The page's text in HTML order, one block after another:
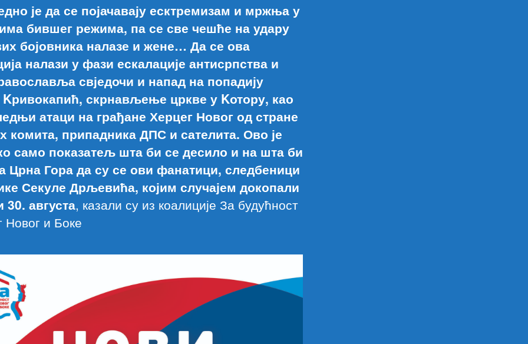
је да се појачавају есктремизам и мржња у
бившег режима, па се све чешће на удару
бојовника налазе и жене… Да се ова
налази у фази ескалације антисрпства и
свједочи и напад на попадију
скрнављење цркве у Kотору, као
атаци на грађане Херцег Новог од стране
комита, припадника ДПС и сателита. Ово је
само показатељ шта би се десило и на шта би
Црна Гора да су се ови фанатици, следбеници
Секуле Дрљевића, којим случајем докопали
30. августа, казали су из коалиције За будућност
Новог и Боке